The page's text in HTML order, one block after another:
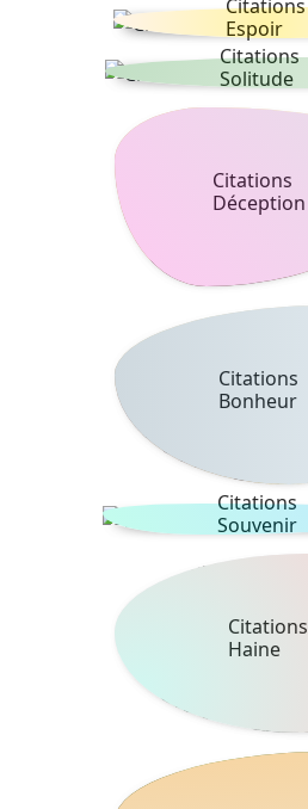
Citations
Espoir
Citations
Solitude
Citations
Déception
Citations
Bonheur
Citations
Souvenir
Citations
Haine